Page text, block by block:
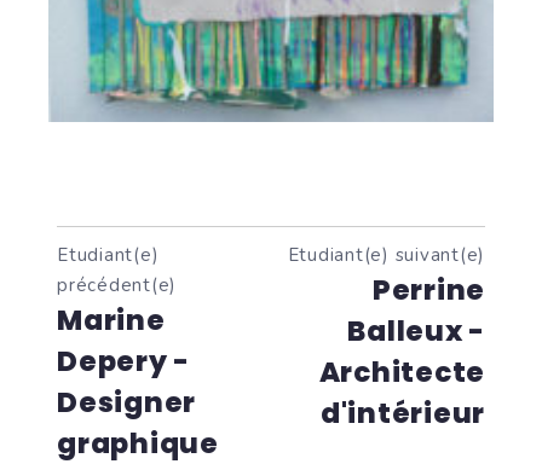
Etudiant(e)
précédent(e)
Marine
Depery -
Designer
graphique
Etudiant(e) suivant(e)
Perrine
Balleux -
Architecte
d'intérieur